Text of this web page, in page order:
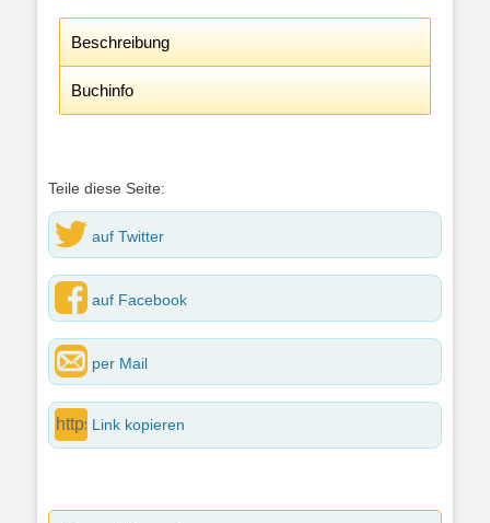
Beschreibung
Buchinfo
Teile diese Seite:
auf Twitter
auf Facebook
per Mail
Link kopieren